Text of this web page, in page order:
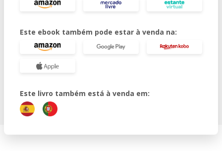
Este ebook também pode estar à venda na:
Este livro também está à venda em: